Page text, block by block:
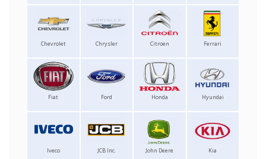
Chevrolet Chrysler Citroen Ferrari
Fiat Ford Honda Hyundai
Iveco JCB Inc. John Deere Kia